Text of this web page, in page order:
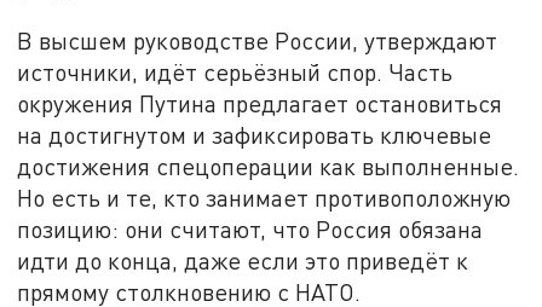
В высшем руководстве России, утверждают
источники, идёт серьёзный спор. Часть
окружения Путина предлагает остановиться
на достигнутом и зафиксировать ключевые
достижения спецоперации как выполненные.
Но есть и те, кто занимает противоположную
позицию: они считают, что Россия обязана
идти до конца, даже если это приведёт к
прямому столкновению с НАТО.